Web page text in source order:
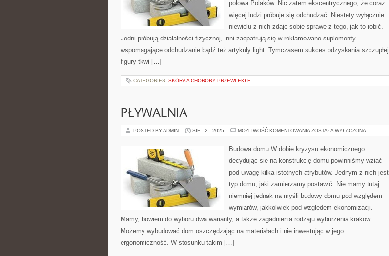
połowa Polaków. Nic zatem ekscentrycznego, że coraz
więcej ludzi próbuje się odchudzać. Niestety wyłącznie
niewielu z nich zdaje sobie sprawę z tego, jak to robić.
Jedni próbują działalności fizycznej, inni zaopatrują się w reklamowane suplementy
wspomagające odchudzanie bądź też artykuły light. Tymczasem sukces odzyskania szczupłej
figury tkwi […]
CATEGORIES: SKÓRA A CHOROBY PRZEWLEKŁE
PŁYWALNIA
POSTED BY ADMIN SIE - 2 - 2025 MOŻLIWOŚĆ KOMENTOWANIA PŁYWALNIA
ZOSTAŁA WYŁĄCZONA
Budowa domu W dobie kryzysu ekonomicznego
decydując się na konstrukcję domu powinniśmy wziąć
pod uwagę kilka istotnych atrybutów. Jednym z nich jest
typ domu, jaki zamierzamy postawić. Nie mamy tutaj
niemniej jednak na myśli budowy domu pod względem
wymiarów, jakkolwiek pod względem ekonomizacji.
Mamy, bowiem do wyboru dwa warianty, a także zagadnienia rodzaju wyburzenia krakow.
Możemy wybudować dom oszczędzając na materiałach i nie inwestując w jego
ergonomiczność. W stosunku takim […]